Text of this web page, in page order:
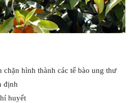
chặn hình thành các tế bào ung thư
định
huyết